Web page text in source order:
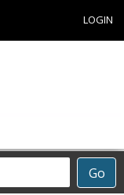
LOGIN
Go